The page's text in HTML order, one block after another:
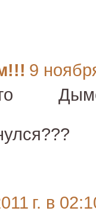
9
г. в